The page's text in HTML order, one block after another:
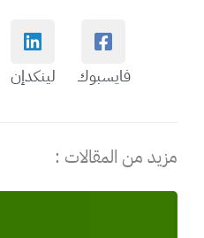
فايسبوك لينكدإن
مزيد من المقالات :